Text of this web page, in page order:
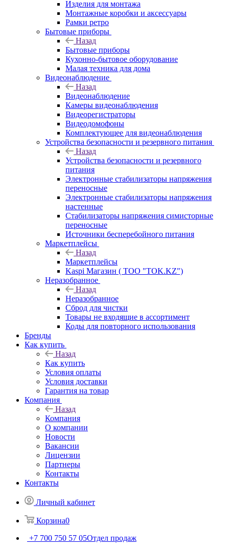
Изделия для монтажа
Монтажные коробки и аксессуары
Рамки ретро
Бытовые приборы
Назад
Бытовые приборы
Кухонно-бытовое оборудование
Малая техника для дома
Видеонаблюдение
Назад
Видеонаблюдение
Камеры видеонаблюдения
Видеорегистраторы
Видеодомофоны
Комплектующее для видеонаблюдения
Устройства безопасности и резервного питания
Назад
Устройства безопасности и резервного
питания
Электронные стабилизаторы напряжения
переносные
Электронные стабилизаторы напряжения
настенные
Стабилизаторы напряжения симисторные
переносные
Источники бесперебойного питания
Маркетплейсы
Назад
Маркетплейсы
Kaspi Магазин ( ТОО "TOK.KZ")
Неразобранное
Назад
Неразобранное
Сброд для чистки
Товары не входящие в ассортимент
Коды для повторного использования
Бренды
Как купить
Назад
Как купить
Условия оплаты
Условия доставки
Гарантия на товар
Компания
Назад
Компания
О компании
Новости
Вакансии
Лицензии
Партнеры
Контакты
Контакты
Личный кабинет
Корзина0
+7 700 750 57 05Отдел продаж